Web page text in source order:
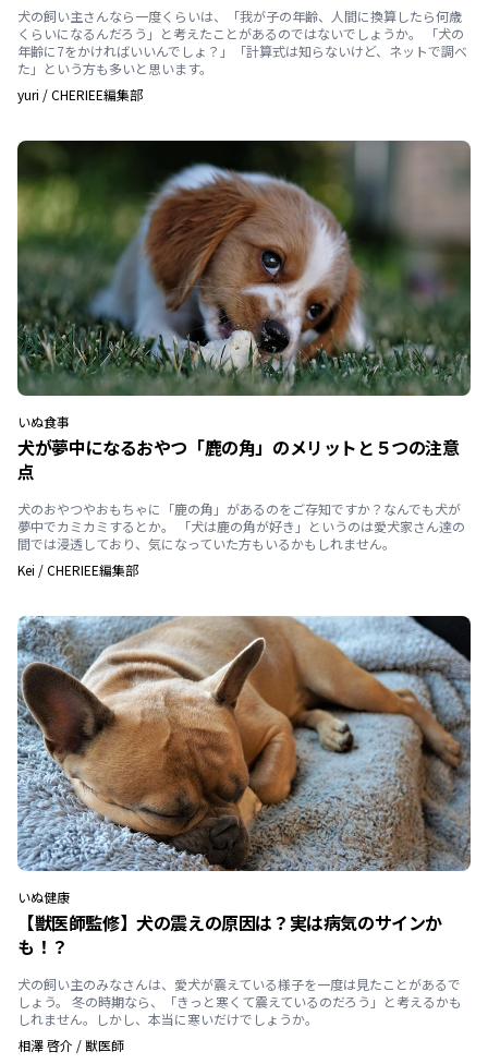
犬の飼い主さんなら一度くらいは、「我が子の年齢、人間に換算したら何歳
くらいになるんだろう」と考えたことがあるのではないでしょうか。 「犬の
年齢に7をかければいいんでしょ？」「計算式は知らないけど、ネットで調べ
た」という方も多いと思います。
yuri /CHERIEE編集部
いぬ食事
犬が夢中になるおやつ「鹿の角」のメリットと５つの注意
点
犬のおやつやおもちゃに「鹿の角」があるのをご存知ですか？なんでも犬が
夢中でカミカミするとか。 「犬は鹿の角が好き」というのは愛犬家さん達の
間では浸透しており、気になっていた方もいるかもしれません。
Kei /CHERIEE編集部
いぬ健康
【獣医師監修】犬の震えの原因は？実は病気のサインか
も！？
犬の飼い主のみなさんは、愛犬が震えている様子を一度は見たことがあるで
しょう。 冬の時期なら、「きっと寒くて震えているのだろう」と考えるかも
しれません。しかし、本当に寒いだけでしょうか。
相澤 啓介 /獣医師